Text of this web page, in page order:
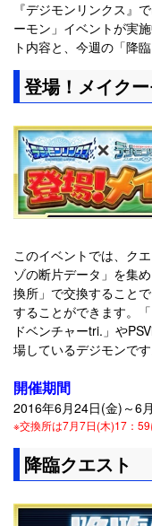
『デジモンリンクス』
ーモン」イベントが実
ト内容と、今週の「降
登場！メイク
このイベントでは、ク
ゾの断片データ」を集
換所」で交換すること
することができます。
ドベンチャーtri.」や
場しているデジモンです
開催期間
2016年6月24日(金)～6
※交換所は7月7日(木)17：59
降臨クエスト